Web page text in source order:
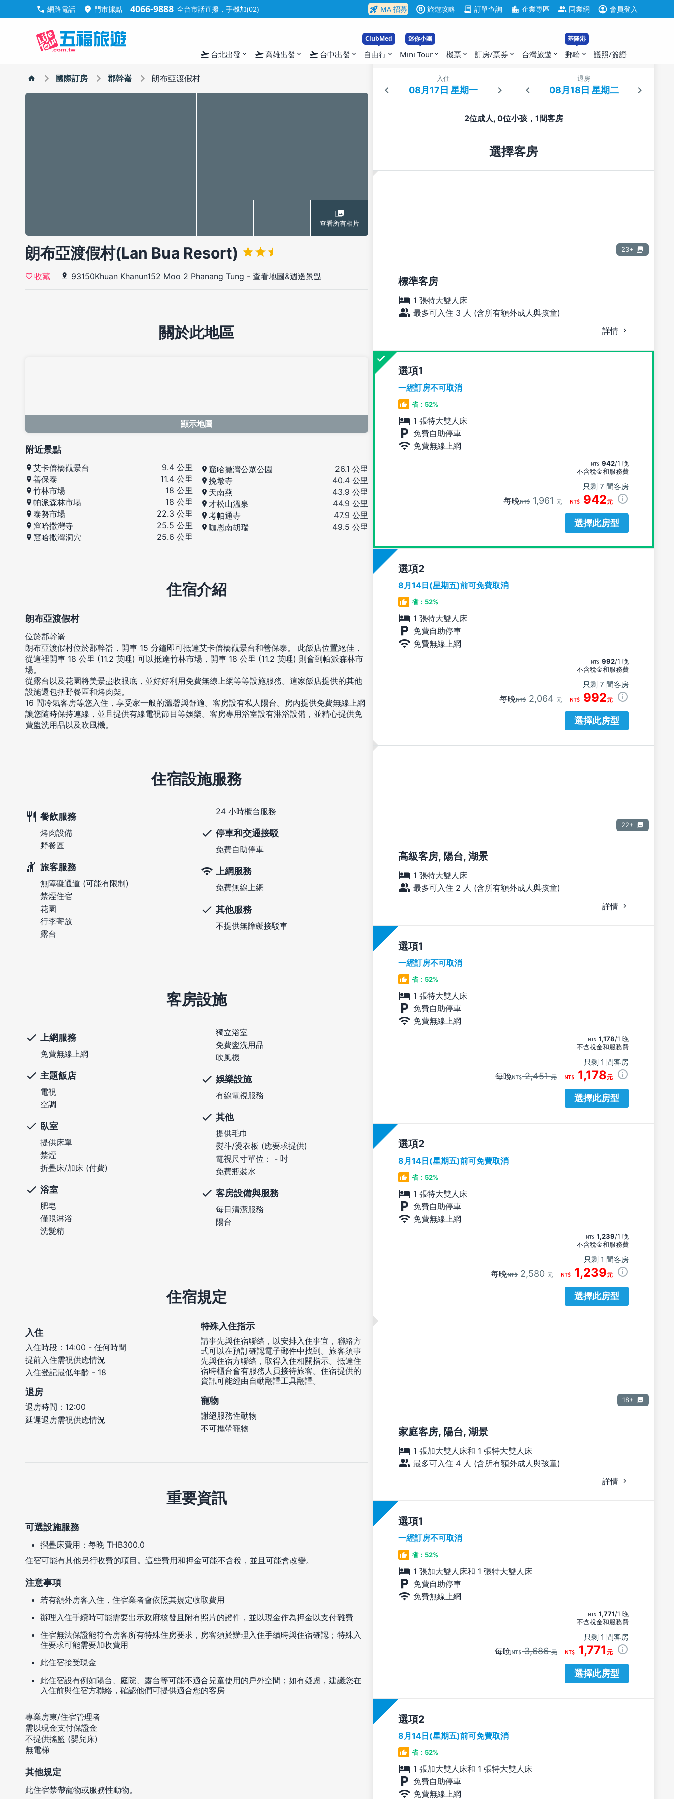
call 網路電話 location_on 門市據點 4066-9888 全台市話直撥，手機加(02) rocket_launch MA 招募 B 旅遊攻略 contract 訂單查詢 location_city 企業專區 group 同業網 account_circle 會員登入
flight_takeoff 台北出發 expand_more flight_takeoff高雄出發 expand_more flight_takeoff 台中出發 expand_more
ClubMed
自由行 expand_more
迷你小團
Mini Tour expand_more 機票 expand_more 訂房/票券 expand_more 台灣旅遊 expand_more
基隆港
郵輪 expand_more 護照/簽證
國際訂房 郡幹崙 朗布亞渡假村
查看所有相片
朗布亞渡假村(Lan Bua Resort)
收藏 93150Khuan Khanun152 Moo 2 Phanang Tung - 查看地圖&週邊景點
入住 退房
2位成人, 0位小孩，1間客房
選擇客房
23+
標準客房
1 張特大雙人床
最多可入住 3 人 (含所有額外成人與孩童)
詳情
選項
一經訂房不可取消
省：52%
1 張特大雙人床
免費自助停車
免費無線上網
942/1 晚
不含稅金和服務費
只剩 7 間客房
每晚 1,961元 942元
選擇此房型
選項
8月14日(星期五)前可免費取消
省：52%
1 張特大雙人床
免費自助停車
免費無線上網
992/1 晚
不含稅金和服務費
只剩 7 間客房
每晚 2,064元 992元
選擇此房型
22+
高級客房, 陽台, 湖景
1 張特大雙人床
最多可入住 2 人 (含所有額外成人與孩童)
詳情
選項
一經訂房不可取消
省：52%
1 張特大雙人床
免費自助停車
免費無線上網
1,178/1 晚
不含稅金和服務費
只剩 1 間客房
每晚 2,451元 1,178元
選擇此房型
選項
8月14日(星期五)前可免費取消
省：52%
1 張特大雙人床
免費自助停車
免費無線上網
1,239/1 晚
不含稅金和服務費
只剩 1 間客房
每晚 2,580元 1,239元
選擇此房型
18+
家庭客房, 陽台, 湖景
1 張加大雙人床和 1 張特大雙人床
最多可入住 4 人 (含所有額外成人與孩童)
詳情
選項
一經訂房不可取消
省：52%
1 張加大雙人床和 1 張特大雙人床
免費自助停車
免費無線上網
1,771/1 晚
不含稅金和服務費
只剩 1 間客房
每晚 3,686元 1,771 元
選擇此房型
選項
8月14日(星期五)前可免費取消
省：52%
1 張加大雙人床和 1 張特大雙人床
免費自助停車
免費無線上網
關於此地區
顯示地圖
附近景點
艾卡儕橋觀景台
9.4 公里
善保泰
11.4 公里
竹林市場
18 公里
帕派森林市場
18 公里
泰努市場
22.3 公里
窟哈撒灣寺
25.5 公里
窟哈撒灣洞穴
25.6 公里
窟哈撒灣公眾公園
26.1 公里
挽墩寺
40.4 公里
天南燕
43.9 公里
才松山溫泉
44.9 公里
考帕通寺
47.9 公里
咖恩南胡瑞
49.5 公里
住宿介紹
朗布亞渡假村
位於郡幹崙
朗布亞渡假村位於郡幹崙，開車 15 分鐘即可抵達艾卡儕橋觀景台和善保泰。 此飯店位置絕佳，
從這裡開車 18 公里 (11.2 英哩) 可以抵達竹林市場，開車 18 公里 (11.2 英哩) 則會到帕派森林市
場。
從露台以及花園將美景盡收眼底，並好好利用免費無線上網等等設施服務。這家飯店提供的其他
設施還包括野餐區和烤肉架。
16 間冷氣客房等您入住，享受家一般的溫馨與舒適。客房設有私人陽台。房內提供免費無線上網
讓您隨時保持連線，並且提供有線電視節目等娛樂。客房專用浴室設有淋浴設備，並精心提供免
費盥洗用品以及吹風機。
住宿設施服務
餐飲服務
烤肉設備
野餐區
旅客服務
無障礙通道 (可能有限制)
禁煙住宿
花園
行李寄放
露台
24 小時櫃台服務
停車和交通接駁
免費自助停車
上網服務
免費無線上網
其他服務
不提供無障礙接駁車
客房設施
上網服務
免費無線上網
主題飯店
電視
空調
臥室
提供床單
禁煙
折疊床/加床 (付費)
浴室
肥皂
僅限淋浴
洗髮精
獨立浴室
免費盥洗用品
吹風機
娛樂設施
有線電視服務
其他
提供毛巾
熨斗/燙衣板 (應要求提供)
電視尺寸單位： - 吋
免費瓶裝水
客房設備與服務
每日清潔服務
陽台
住宿規定
入住
入住時段：14:00 - 任何時間
提前入住需視供應情況
入住登記最低年齡 - 18
退房
退房時間：12:00
延遲退房需視供應情況
特殊入住指示
請事先與住宿聯絡，以安排入住事宜，聯絡方
式可以在預訂確認電子郵件中找到。旅客須事
先與住宿方聯絡，取得入住相關指示。抵達住
宿時櫃台會有服務人員接待旅客。住宿提供的
資訊可能經由自動翻譯工具翻譯。
寵物
謝絕服務性動物
不可攜帶寵物
重要資訊
可選設施服務
摺疊床費用：每晚 THB300.0
住宿可能有其他另行收費的項目。這些費用和押金可能不含稅，並且可能會改變。
注意事項
若有額外房客入住，住宿業者會依照其規定收取費用
辦理入住手續時可能需要出示政府核發且附有照片的證件，並以現金作為押金以支付雜費
住宿無法保證能符合房客所有特殊住房要求，房客須於辦理入住手續時與住宿確認；特殊入
住要求可能需要加收費用
此住宿接受現金
此住宿設有例如陽台、庭院、露台等可能不適合兒童使用的戶外空間；如有疑慮，建議您在
入住前與住宿方聯絡，確認他們可提供適合您的客房
專業房東/住宿管理者
需以現金支付保證金
不提供搖籃 (嬰兒床)
無電梯
其他規定
此住宿禁帶寵物或服務性動物。